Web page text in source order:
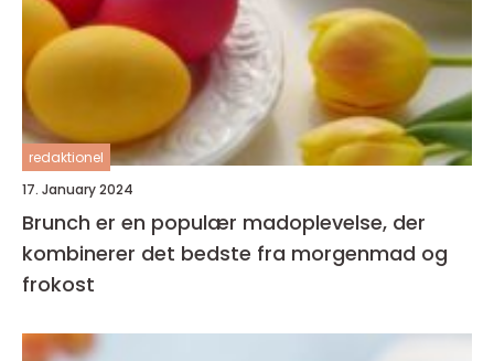
redaktionel
17. January 2024
Brunch er en populær madoplevelse, der
kombinerer det bedste fra morgenmad og
frokost